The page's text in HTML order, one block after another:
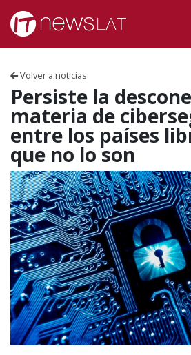
Skip to content
Volver a noticias
Persiste la
materia de
entre los países
que no lo son
ECUADOR
CHILE
ARGENTINA
MÉXICO